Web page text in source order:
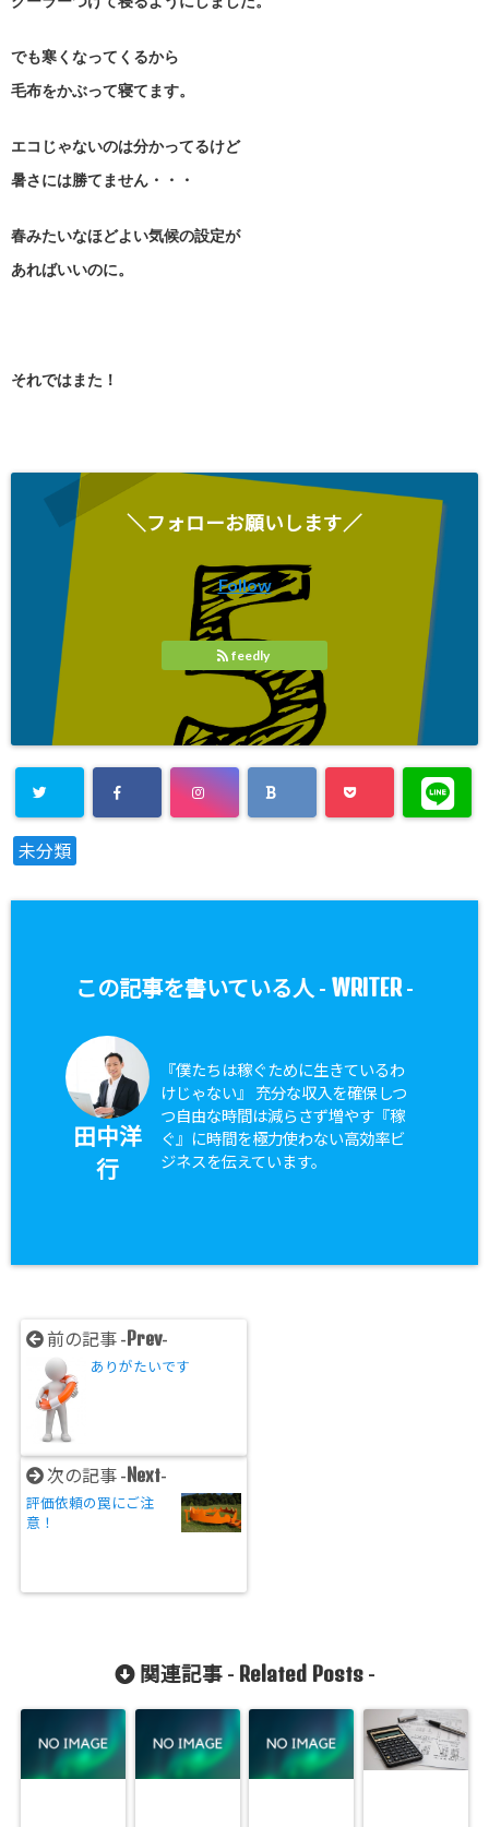
でも寒くなってくるから
毛布をかぶって寝てます。
エコじゃないのは分かってるけど
暑さには勝てません・・・
春みたいなほどよい気候の設定が
あればいいのに。
それではまた！
＼フォローお願いします／
Follow
feedly
未分類
この記事を書いている人 - WRITER -
田中洋
行
『僕たちは稼ぐために生きているわ
けじゃない』 充分な収入を確保しつ
つ自由な時間は減らさず増やす『稼
ぐ』に時間を極力使わない高効率ビ
ジネスを伝えています。
前の記事 -Prev-
ありがたいです
次の記事 -Next-
評価依頼の罠にご注
意！
関連記事 - Related Posts-